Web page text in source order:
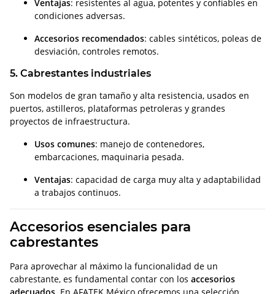
Ventajas: resistentes al agua, potentes y confiables en
condiciones adversas.
Accesorios recomendados: cables sintéticos, poleas de
desviación, controles remotos.
5. Cabrestantes industriales
Son modelos de gran tamaño y alta resistencia, usados en
puertos, astilleros, plataformas petroleras y grandes
proyectos de infraestructura.
Usos comunes: manejo de contenedores,
embarcaciones, maquinaria pesada.
Ventajas: capacidad de carga muy alta y adaptabilidad
a trabajos continuos.
Accesorios esenciales para
cabrestantes
Para aprovechar al máximo la funcionalidad de un
cabrestante, es fundamental contar con los accesorios